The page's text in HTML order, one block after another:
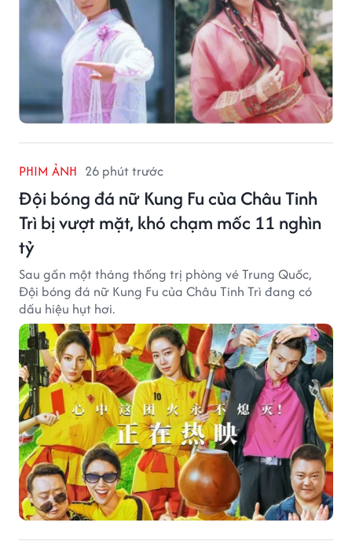
PHIM ẢNH 26 phút trước
Đội bóng đá nữ Kung Fu của Châu Tinh
Trì bị vượt mặt, khó chạm mốc 11 nghìn
tỷ
Sau gần một tháng thống trị phòng vé Trung Quốc,
Đội bóng đá nữ Kung Fu của Châu Tinh Trì đang có
dấu hiệu hụt hơi.